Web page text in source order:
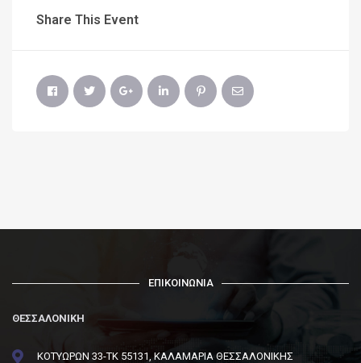
Share This Event
ΕΠΙΚΟΙΝΩΝΙΑ
ΘΕΣΣΑΛΟΝΙΚΗ
ΚΟΤΥΩΡΩΝ 33-ΤΚ 55131, ΚΑΛΑΜΑΡΙΑ ΘΕΣΣΑΛΟΝΙΚΗΣ